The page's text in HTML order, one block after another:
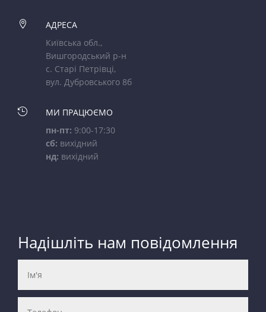

АДРЕСА
Київська обл.,
Вишгородський р-н
с. Старі Петрівці,
вул. Дубровського 8б

МИ ПРАЦЮЄМО
пн-пт: 9:00-17:30
сб: вихідний
нд: вихідний
Надішліть нам повідомлення